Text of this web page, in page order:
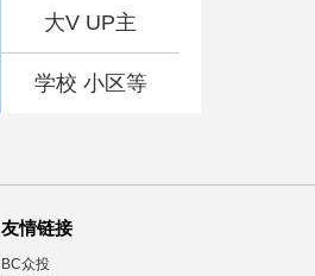
大V UP主
学校 小区等
友情链接
BC众投